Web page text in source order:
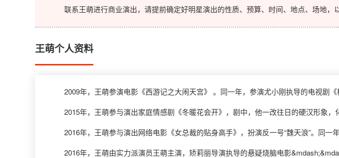
联系王萌进行商业演出，请提前确定好明星演出的性质、预算、时间、地点、场地，
王萌个人资料
2009年，王萌参演电影《西游记之大闹天宫》 。同一年，参演尤小刚执导的电视剧《
2015年，王萌参与演出家庭情感剧《冬暖花会开》，剧中，他一改往日的硬汉形象，化
2016年，王萌参与演出网络电影《女总裁的贴身高手》，扮演反一号“魏天浪”。同一年
2016年，王萌由实力派演员王萌主演，矫莉丽导演执导的悬疑烧脑电影